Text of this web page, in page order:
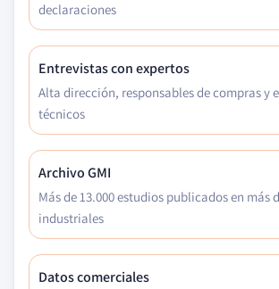
declaraciones
Entrevistas con expertos
Alta dirección, responsables de compras y
técnicos
Archivo GMI
Más de 13.000 estudios publicados en más
industriales
Datos comerciales